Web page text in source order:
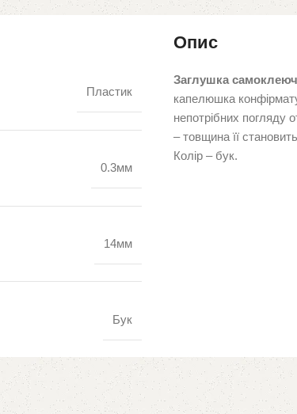
Пластик
0.3мм
14мм
Бук
Опис
Заглушка
капелюшка
непотрібних погляду
– товщина її
Колір – бук.